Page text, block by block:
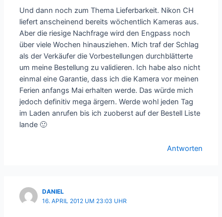
Und dann noch zum Thema Lieferbarkeit. Nikon CH
liefert anscheinend bereits wöchentlich Kameras aus.
Aber die riesige Nachfrage wird den Engpass noch
über viele Wochen hinausziehen. Mich traf der Schlag
als der Verkäufer die Vorbestellungen durchblätterte
um meine Bestellung zu validieren. Ich habe also nicht
einmal eine Garantie, dass ich die Kamera vor meinen
Ferien anfangs Mai erhalten werde. Das würde mich
jedoch definitiv mega ärgern. Werde wohl jeden Tag
im Laden anrufen bis ich zuoberst auf der Bestell Liste
lande 🙂
Antworten
DANIEL
16. APRIL 2012 UM 23:03 UHR